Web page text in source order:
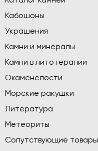
Кабошоны
Украшения
Камни и минералы
Камни в литотерапии
Окаменелости
Морские ракушки
Литература
Метеориты
Сопутствующие товары